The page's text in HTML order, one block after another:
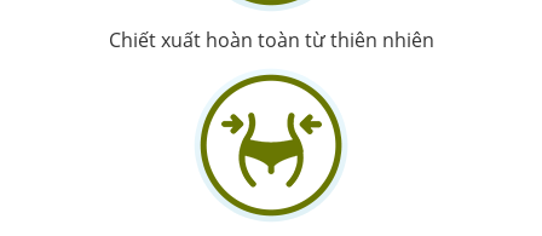
Chiết xuất hoàn toàn từ thiên nhiên